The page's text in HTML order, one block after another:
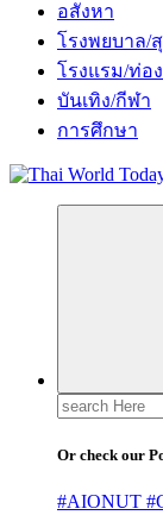
อสังหา
โรงพยบาล/
โรงแรม/ท่อ
บันเทิง/กีฬา
การศึกษา
Search
for:
Or check our
#AIONUT